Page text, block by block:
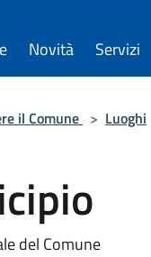
Novità Servizi
il Comune > Luoghi
del Comune